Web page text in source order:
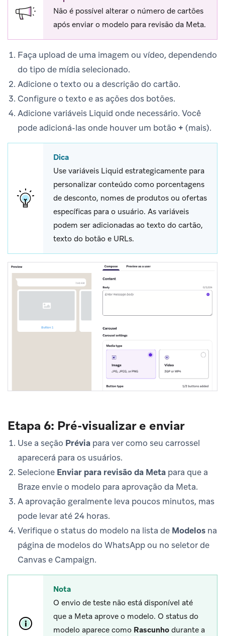
Não é possível alterar o número de cartões
após enviar o modelo para revisão da Meta.
Faça upload de uma imagem ou vídeo, dependendo
do tipo de mídia selecionado.
Adicione o texto ou a descrição do cartão.
Configure o texto e as ações dos botões.
Adicione variáveis Liquid onde necessário. Você
pode adicioná-las onde houver um botão + (mais).
Dica
Use variáveis Liquid estrategicamente para
personalizar conteúdo como porcentagens
de desconto, nomes de produtos ou ofertas
específicas para o usuário. As variáveis
podem ser adicionadas ao texto do cartão,
texto do botão e URLs.
Etapa 6: Pré-visualizar e enviar
Use a seção Prévia para ver como seu carrossel
aparecerá para os usuários.
Selecione Enviar para revisão da Meta para que a
Braze envie o modelo para aprovação da Meta.
A aprovação geralmente leva poucos minutos, mas
pode levar até 24 horas.
Verifique o status do modelo na lista de Modelos na
página de modelos do WhatsApp ou no seletor de
Canvas e Campaign.
Nota
O envio de teste não está disponível até
que a Meta aprove o modelo. O status do
modelo aparece como Rascunho durante a